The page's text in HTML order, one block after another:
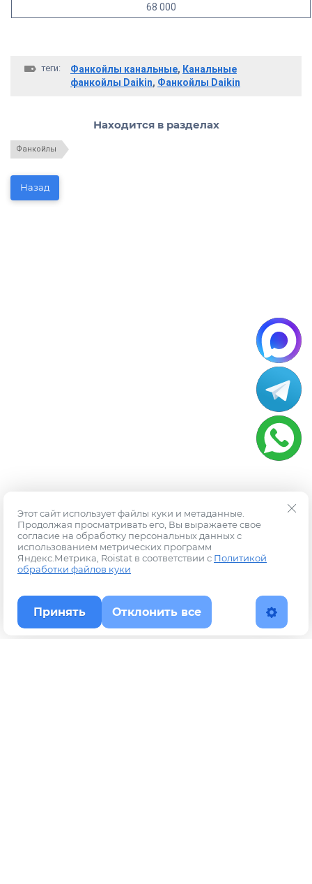
68 000
теги: Фанкойлы канальные, Канальные
фанкойлы Daikin, Фанкойлы Daikin
Находится в разделах
Фанкойлы
Назад
Этот сайт использует файлы куки и метаданные.
Продолжая просматривать его, Вы выражаете свое
согласие на обработку персональных данных с
использованием метрических программ
Яндекс.Метрика, Roistat в соответствии с Политикой
обработки файлов куки
Принять Отклонить все